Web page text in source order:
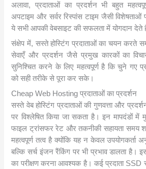
अलावा, प्रदाताओं का प्रदर्शन भी बहुत
अपटाइम और सर्वर रिस्पांस टाइम जैसी विशेषताओं
ये सभी आपकी वेबसाइट की सफलता में योगदान देते
संक्षेप में, सस्ते होस्टिंग प्रदाताओं का चयन करते
सेवाएँ और प्रदर्शन जैसे प्रमुख कारकों का
सुनिश्चित करने के लिए महत्वपूर्ण है कि चुने गए
को सही तरीके से पूरा कर सके।
Cheap Web Hosting प्रदाताओं का प्रदर्शन
सस्ते वेब होस्टिंग प्रदाताओं की गुणवत्ता और
पर विश्लेषित किया जा सकता है। इन मापदंडों
फाइल ट्रांसफर रेट और तकनीकी सहायता समय
महत्वपूर्ण तत्व है क्योंकि यह न केवल उपयोगकर्ता
बल्कि सर्च इंजन रैंकिंग पर भी प्रभाव डालता है।
का परीक्षण करना आवश्यक है। कई प्रदाता SSD